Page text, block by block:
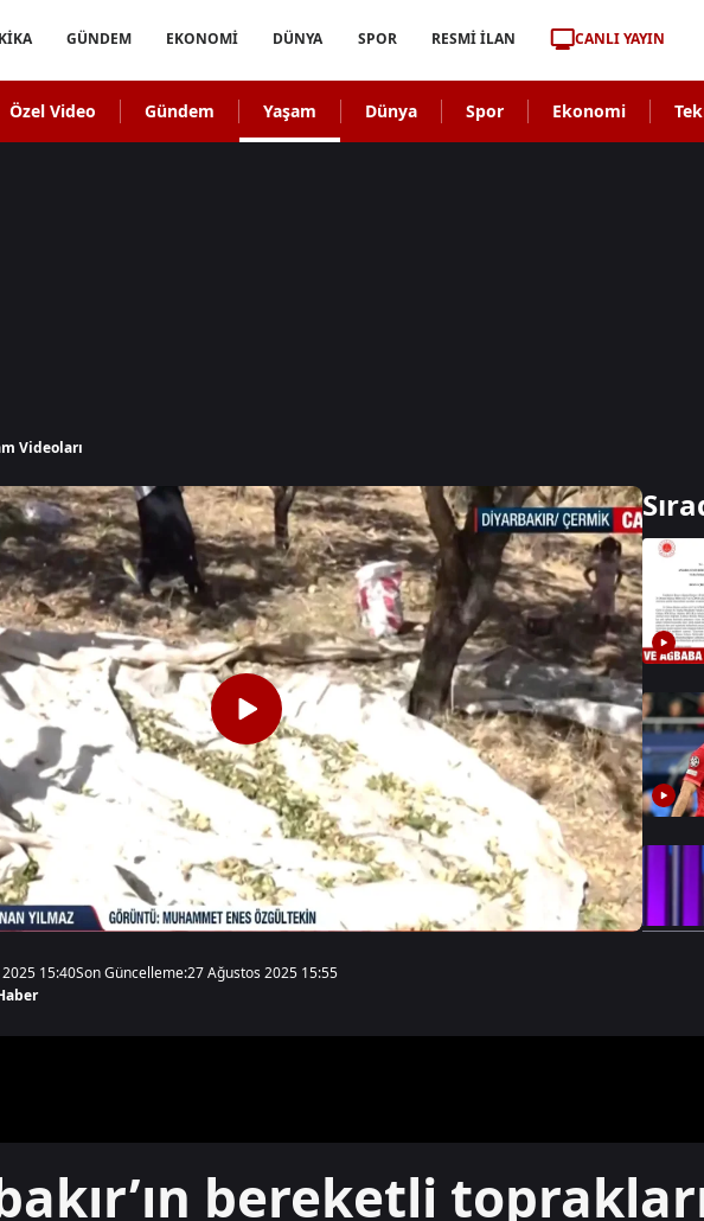
GÜNDEM EKONOMİ DÜNYA SPOR RESMİ İLAN CANLI YAYIN
Özel Video Gündem Yaşam Dünya Spor Ekonomi
Videoları
15:40Son Güncelleme:27 Ağustos 2025 15:55
bereketli